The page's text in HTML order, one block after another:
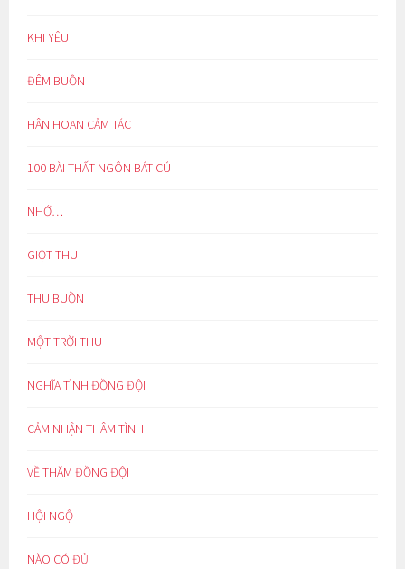
KHI YÊU
ĐÊM BUỒN
HÂN HOAN CẢM TÁC
100 BÀI THẤT NGÔN BÁT CÚ
NHỚ…
GIỌT THU
THU BUỒN
MỘT TRỜI THU
NGHĨA TÌNH ĐỒNG ĐỘI
CẢM NHẬN THÂM TÌNH
VỀ THĂM ĐỒNG ĐỘI
HỘI NGỘ
NÀO CÓ ĐỦ